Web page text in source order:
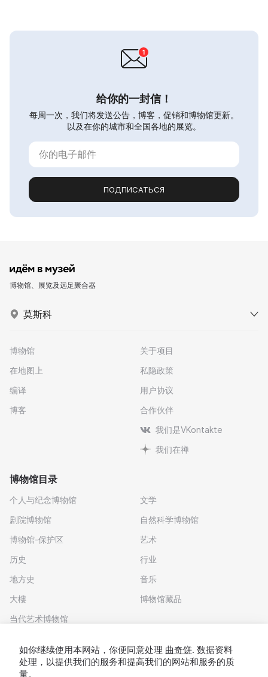
给你的一封信！
每周一次，我们将发送公告，博客，促销和博物馆更新。
以及在你的城市和全国各地的展览。
ПОДПИСАТЬСЯ
博物馆、展览及远足聚合器
莫斯科
博物馆
在地图上
编译
博客
关于项目
私隐政策
用户协议
合作伙伴
我们是VKontakte
我们在禅
博物馆目录
个人与纪念博物馆
剧院博物馆
博物馆-保护区
历史
地方史
大樓
当代艺术博物馆
文学
自然科学博物馆
艺术
行业
音乐
博物馆藏品
如你继续使用本网站，你便同意处理 曲奇饼. 数据资料
处理，以提供我们的服务和提高我们的网站和服务的质
量。